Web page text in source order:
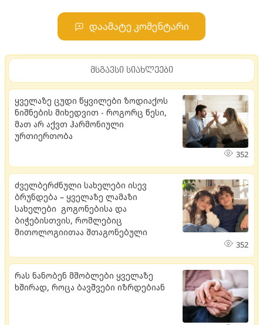
დაამატე კომენტარი
მსგავსი სიახლეები
ყველაზე ცუდი წყვილები ზოდიაქოს
ნიშნების მიხედვით - როგორც წესი,
მათ არ აქვთ ჰარმონიული
ურთიერთობა
352
ძველბერძნული სახელები ისევ
ბრუნდება – ყველაზე ლამაზი
სახელები გოგონებისა და
ბიჭებისთვის, რომლებიც
მითოლოგიითაა შთაგონებული
352
რას ნანობენ მშობლები ყველაზე
ხშირად, როცა ბავშვები იზრდებიან